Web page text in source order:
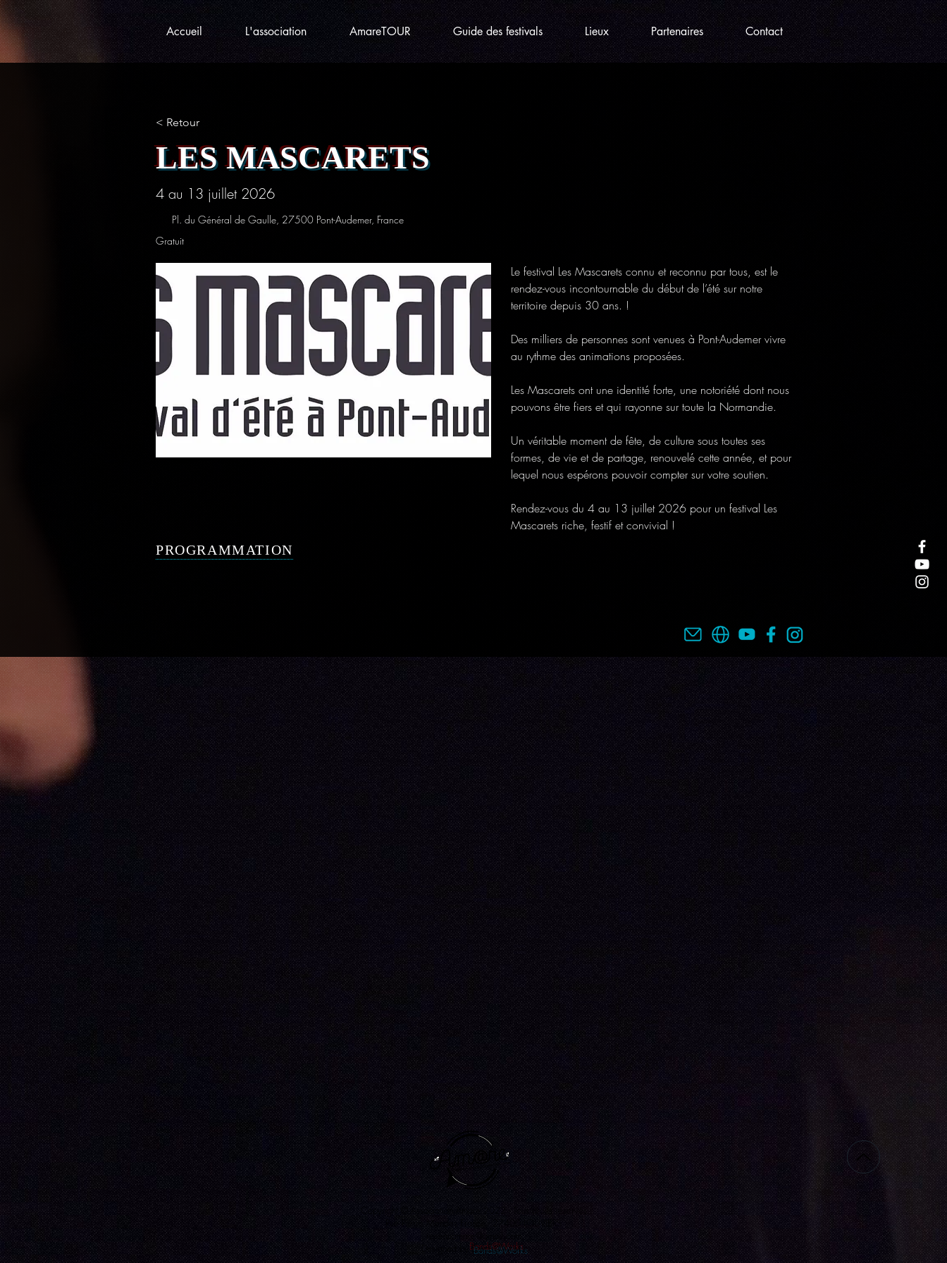
< Retour
LES MASCARETS
4 au 13 juillet 2026
Pl. du Général de Gaulle, 27500 Pont-Audemer, France
Gratuit
Le festival Les Mascarets connu et reconnu par tous, est le
rendez-vous incontournable du début de l’été sur notre
territoire depuis 30 ans. !
Des milliers de personnes sont venues à Pont-Audemer vivre
au rythme des animations proposées.
Les Mascarets ont une identité forte, une notoriété dont nous
pouvons être fiers et qui rayonne sur toute la Normandie.
Un véritable moment de fête, de culture sous toutes ses
formes, de vie et de partage, renouvelé cette année, et pour
lequel nous espérons pouvoir compter sur votre soutien.
Rendez-vous du 4 au 13 juillet 2026 pour un festival Les
Mascarets riche, festif et convivial !
PROGRAMMATION
Accueil L'association AmareTOUR Guide des festivals Lieux Partenaires Contact
Copyright © Association Amare 2022 - Tous droits réservés
Rue Pierre Mendes France - 27400 LOUVIERS
reseauamare@gmail.com
Designed byBands@Works